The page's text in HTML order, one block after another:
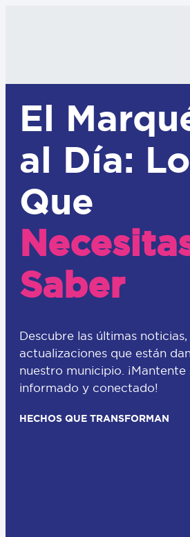
El
al Día: Lo
Que
Saber
Descubre las últimas
actualizaciones que están
nuestro municipio. ¡Mantente
informado y conectado!
HECHOS QUE TRANSFORMAN